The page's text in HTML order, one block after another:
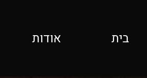
בית אודות